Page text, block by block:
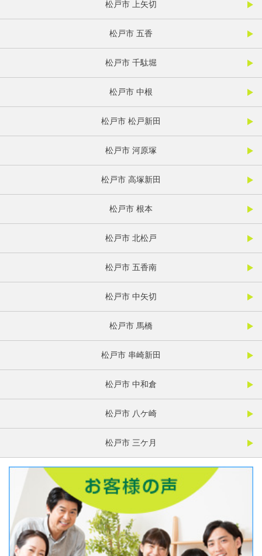
松戸市 上矢切
松戸市 五香
松戸市 千駄堀
松戸市 中根
松戸市 松戸新田
松戸市 河原塚
松戸市 高塚新田
松戸市 根本
松戸市 北松戸
松戸市 五香南
松戸市 中矢切
松戸市 馬橋
松戸市 串崎新田
松戸市 中和倉
松戸市 八ケ崎
松戸市 三ケ月